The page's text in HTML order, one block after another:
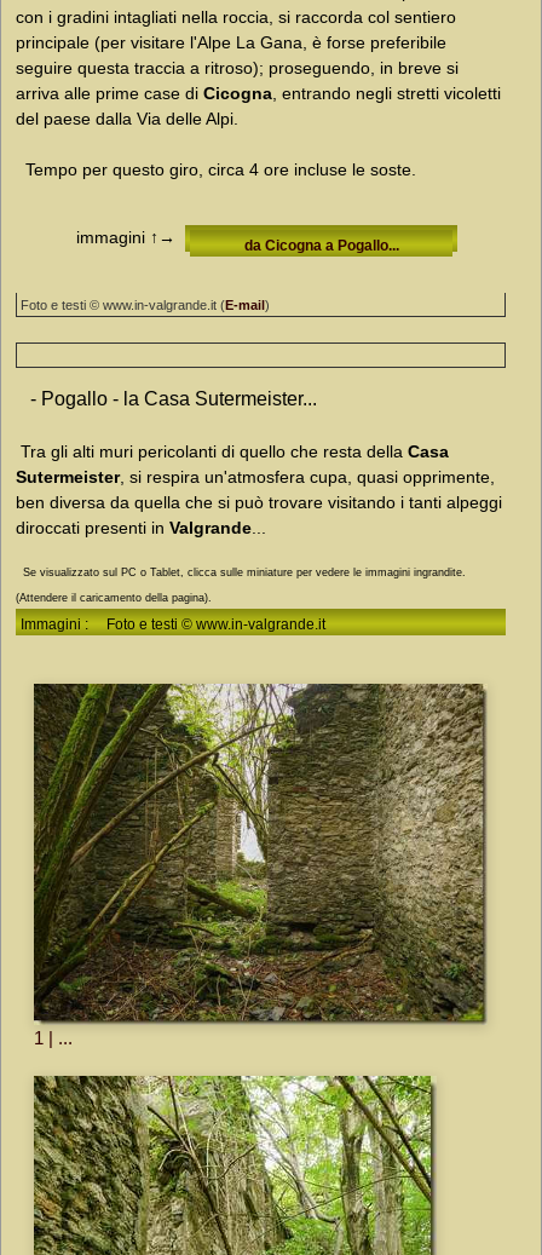
con i gradini intagliati nella roccia, si raccorda col sentiero
principale (per visitare l'Alpe La Gana, è forse preferibile
seguire questa traccia a ritroso); proseguendo, in breve si
arriva alle prime case di Cicogna , entrando negli stretti vicoletti
del paese dalla Via delle Alpi.
Tempo per questo giro, circa 4 ore incluse le soste.
da Cicogna a Pogallo...
immagini ↑→
Foto e testi © www.in-valgrande.it (E-mail)
- Pogallo - la Casa Sutermeister...
Tra gli alti muri pericolanti di quello che resta della Casa
Sutermeister, si respira un'atmosfera cupa, quasi opprimente,
ben diversa da quella che si può trovare visitando i tanti alpeggi
diroccati presenti in Valgrande
Se visualizzato sul PC o Tablet, clicca sulle miniature per vedere le immagini ingrandite.
(Attendere il caricamento della pagina).
Immagini : Foto e testi © www.in-valgrande.it
1 | ...